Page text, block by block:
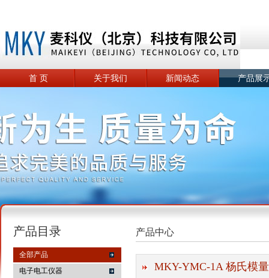
首 页 关于我们 新闻动态 产品展
产品目录
全部产品
电子电工仪器
产品中心
MKY-YMC-1A 杨氏模